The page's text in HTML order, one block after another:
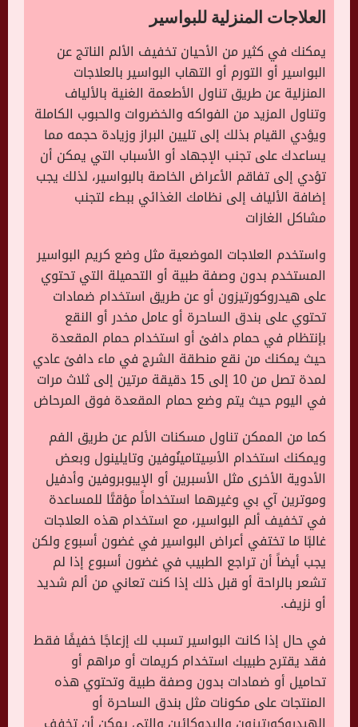
العلاجات المنزلية للبواسير
يمكنك في كثير من الأحيان تخفيف الألم الناتج عن
البواسير أو التورم أو التهاب البواسير بالعلاجات
المنزلية عن طريق تناول الأطعمة الغنية بالألياف
وتناول المزيد من الفواكه والخضروات والحبوب الكاملة
ويؤدي القيام بذلك إلى تليين البراز وزيادة حجمه مما
يساعدك على تجنب الإجهاد أو الأسباب التي يمكن أن
تؤدي إلى تفاقم الأعراض الخاصة بالبواسير، لذلك يجب
إضافة الألياف إلى نظامك الغذائي ببطء لتجنب
مشاكل الغازات
واستخدم العلاجات الموضعية مثل وضع كريم البواسير
المستخدم بدون وصفة طبية أو التحميلة التي تحتوي
على هيدروكورتيزون أو عن طريق استخدام ضمادات
تحتوي على بندق الساحرة أو عامل مخدر أو النقع
بإنتظام في حمام دافئ أو استخدام حمام المقعدة
حيث يمكنك من نقع منطقة الشرج في ماء دافئ عادي
لمدة تصل من 10 إلى 15 دقيقة مرتين إلى ثلاث مرات
في اليوم حيث يتم وضع حمام المقعدة فوق المرحاض
كما من الممكن تناول مسكنات الألم عن طريق الفم
ويمكنك استخدام الأسِيتامينُوفين وتايلينول وبعض
الأدوية الأخرى مثل الأسبرين أو الإيبوبروفين وأدفيل
وموترين آي بي وغيرهما استخداماً مؤقتًا للمساعدة
في تخفيف ألم البواسير، مع استخدام هذه العلاجات
غالبًا ما تختفي أعراض البواسير في غضون أسبوع ولكن
يجب أيضاً أن تراجع الطبيب في غضون أسبوع إذا لم
تشعر بالراحة أو قبل ذلك إذا كنت تعاني من ألم شديد
أو نزيف.
في حال إذا كانت البواسير تسبب لك إزعاجًا خفيفًا فقط
فقد يقترح طبيبك استخدام كريمات أو مراهم أو
تحاميل أو ضمادات بدون وصفة طبية وتحتوي هذه
المنتجات على مكونات مثل بندق الساحرة أو